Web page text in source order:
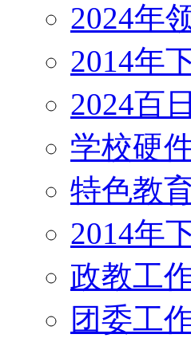
2024年
2014年
2024百
学校硬
特色教
2014年
政教工
团委工